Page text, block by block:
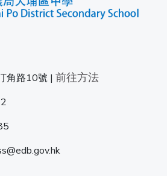
角路10號 | 前往方法